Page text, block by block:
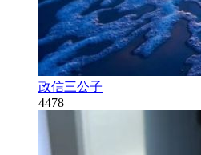
政信三公子
4478